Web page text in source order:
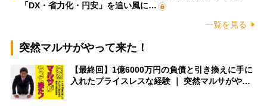
「DX・省力化・円安」を追い風に…
一覧を見る
突然マルサがやって来た！
【最終回】1億6000万円の負債と引き換えに手に
入れたプライスレスな経験 ｜ 突然マルサがや…